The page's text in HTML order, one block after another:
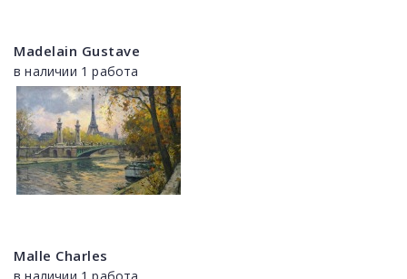
Madelain Gustave
в наличии 1 работа
Malle Charles